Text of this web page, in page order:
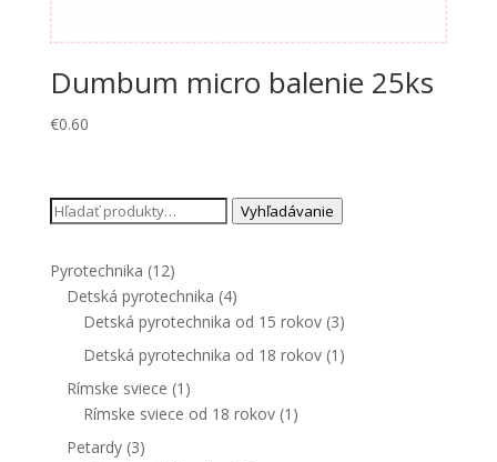
Dumbum micro balenie 25ks
€0.60
Hľadať: Vyhľadávanie
Pyrotechnika (12)
Detská pyrotechnika (4)
Detská pyrotechnika od 15 rokov (3)
Detská pyrotechnika od 18 rokov (1)
Rímske sviece (1)
Rímske sviece od 18 rokov (1)
Petardy (3)